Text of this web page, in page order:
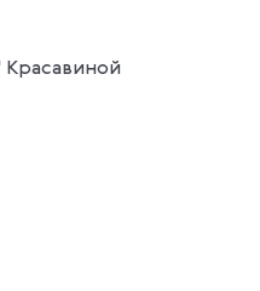
Красавиной